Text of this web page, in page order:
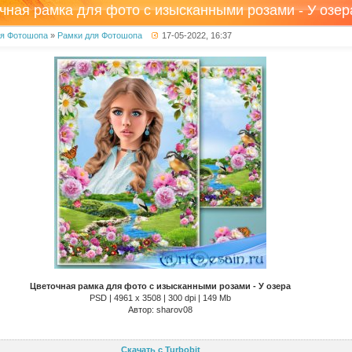
рамка для фото с изысканными розами - У
Фотошопа » Рамки для Фотошопа 17-05-2022, 16:37
Цветочная рамка для фото с изысканными розами - У озера
PSD | 4961 х 3508 | 300 dpi | 149 Mb
Автор: sharov08
Скачать с Turbobit